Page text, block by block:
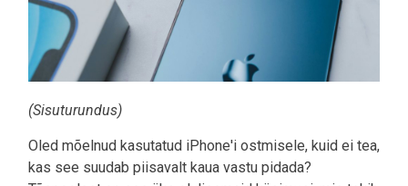
(Sisuturundus)
Oled mõelnud kasutatud iPhone'i ostmisele, kuid ei tea,
kas see suudab piisavalt kaua vastu pidada?